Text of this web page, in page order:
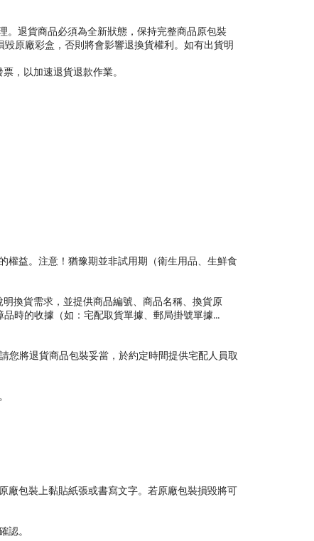
。退貨商品必須為全新狀態，保持完整商品原包裝
原廠彩盒，否則將會影響退換貨權利。如有出貨明
，以加速退貨退款作業。
權益。注意！猶豫期並非試用期（衛生用品、生鮮食
換貨需求，並提供商品編號、商品名稱、換貨原
時的收據（如：宅配取貨單據、郵局掛號單據...
您將退貨商品包裝妥當，於約定時間提供宅配人員取
廠包裝上黏貼紙張或書寫文字。若原廠包裝損毀將可
認。